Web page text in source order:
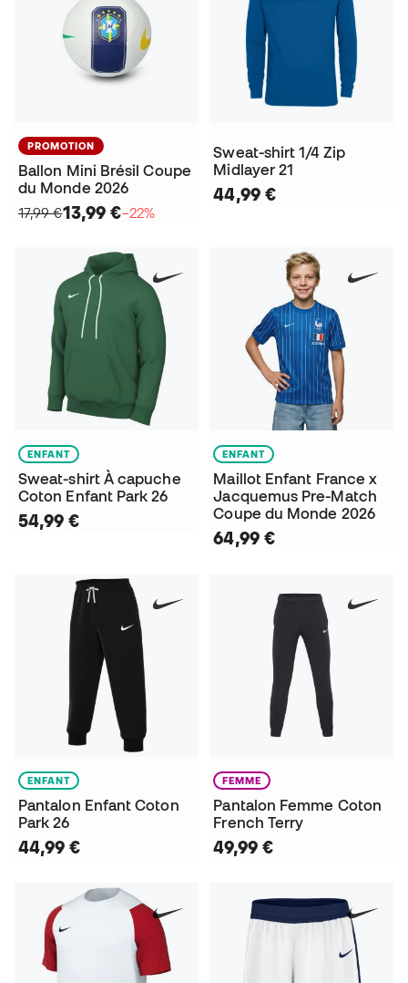
PROMOTION
Ballon Mini Brésil Coupe
du Monde 2026
17,99 €13,99 €−22%
Sweat-shirt 1/4 Zip
Midlayer 21
44,99 €
ENFANT
Sweat-shirt À capuche
Coton Enfant Park 26
54,99 €
ENFANT
Maillot Enfant France x
Jacquemus Pre-Match
Coupe du Monde 2026
64,99 €
ENFANT
Pantalon Enfant Coton
Park 26
44,99 €
FEMME
Pantalon Femme Coton
French Terry
49,99 €